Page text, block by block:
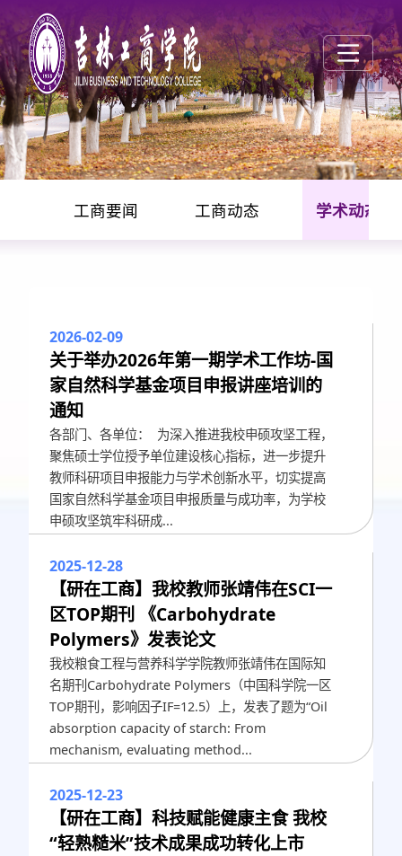
工商要闻 工商动态 学术动态
2026-02-09
关于举办2026年第一期学术工作坊-国
家自然科学基金项目申报讲座培训的
通知
各部门、各单位： 为深入推进我校申硕攻坚工程，
聚焦硕士学位授予单位建设核心指标，进一步提升
教师科研项目申报能力与学术创新水平，切实提高
国家自然科学基金项目申报质量与成功率，为学校
申硕攻坚筑牢科研成...
2025-12-28
【研在工商】我校教师张靖伟在SCI一
区TOP期刊 《Carbohydrate
Polymers》发表论文
我校粮食工程与营养科学学院教师张靖伟在国际知
名期刊Carbohydrate Polymers（中国科学院一区
TOP期刊，影响因子IF=12.5）上，发表了题为“Oil
absorption capacity of starch: From
mechanism, evaluating method...
2025-12-23
【研在工商】科技赋能健康主食 我校
“轻熟糙米”技术成果成功转化上市